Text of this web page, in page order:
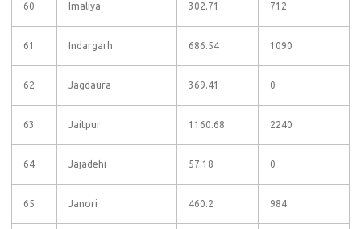
60 Imaliya 302.71 712
61 Indargarh 686.54 1090
62 Jagdaura 369.41 0
63 Jaitpur 1160.68 2240
64 Jajadehi 57.18 0
65 Janori 460.2 984